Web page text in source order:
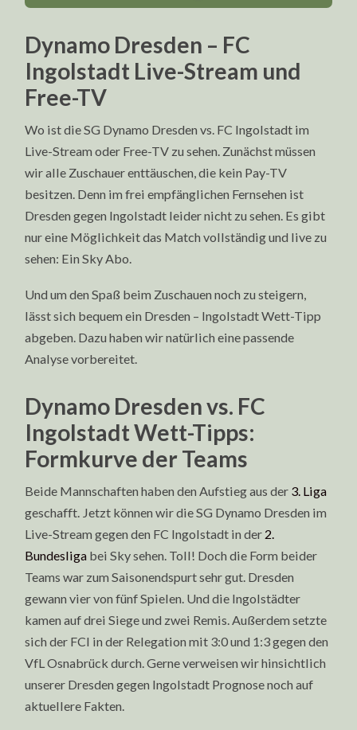
Dynamo Dresden – FC
Ingolstadt Live-Stream und
Free-TV
Wo ist die SG Dynamo Dresden vs. FC Ingolstadt im
Live-Stream oder Free-TV zu sehen. Zunächst müssen
wir alle Zuschauer enttäuschen, die kein Pay-TV
besitzen. Denn im frei empfänglichen Fernsehen ist
Dresden gegen Ingolstadt leider nicht zu sehen. Es gibt
nur eine Möglichkeit das Match vollständig und live zu
sehen: Ein Sky Abo.
Und um den Spaß beim Zuschauen noch zu steigern,
lässt sich bequem ein Dresden – Ingolstadt Wett-Tipp
abgeben. Dazu haben wir natürlich eine passende
Analyse vorbereitet.
Dynamo Dresden vs. FC
Ingolstadt Wett-Tipps:
Formkurve der Teams
Beide Mannschaften haben den Aufstieg aus der 3. Liga
geschafft. Jetzt können wir die SG Dynamo Dresden im
Live-Stream gegen den FC Ingolstadt in der 2.
Bundesliga bei Sky sehen. Toll! Doch die Form beider
Teams war zum Saisonendspurt sehr gut. Dresden
gewann vier von fünf Spielen. Und die Ingolstädter
kamen auf drei Siege und zwei Remis. Außerdem setzte
sich der FCI in der Relegation mit 3:0 und 1:3 gegen den
VfL Osnabrück durch. Gerne verweisen wir hinsichtlich
unserer Dresden gegen Ingolstadt Prognose noch auf
aktuellere Fakten.